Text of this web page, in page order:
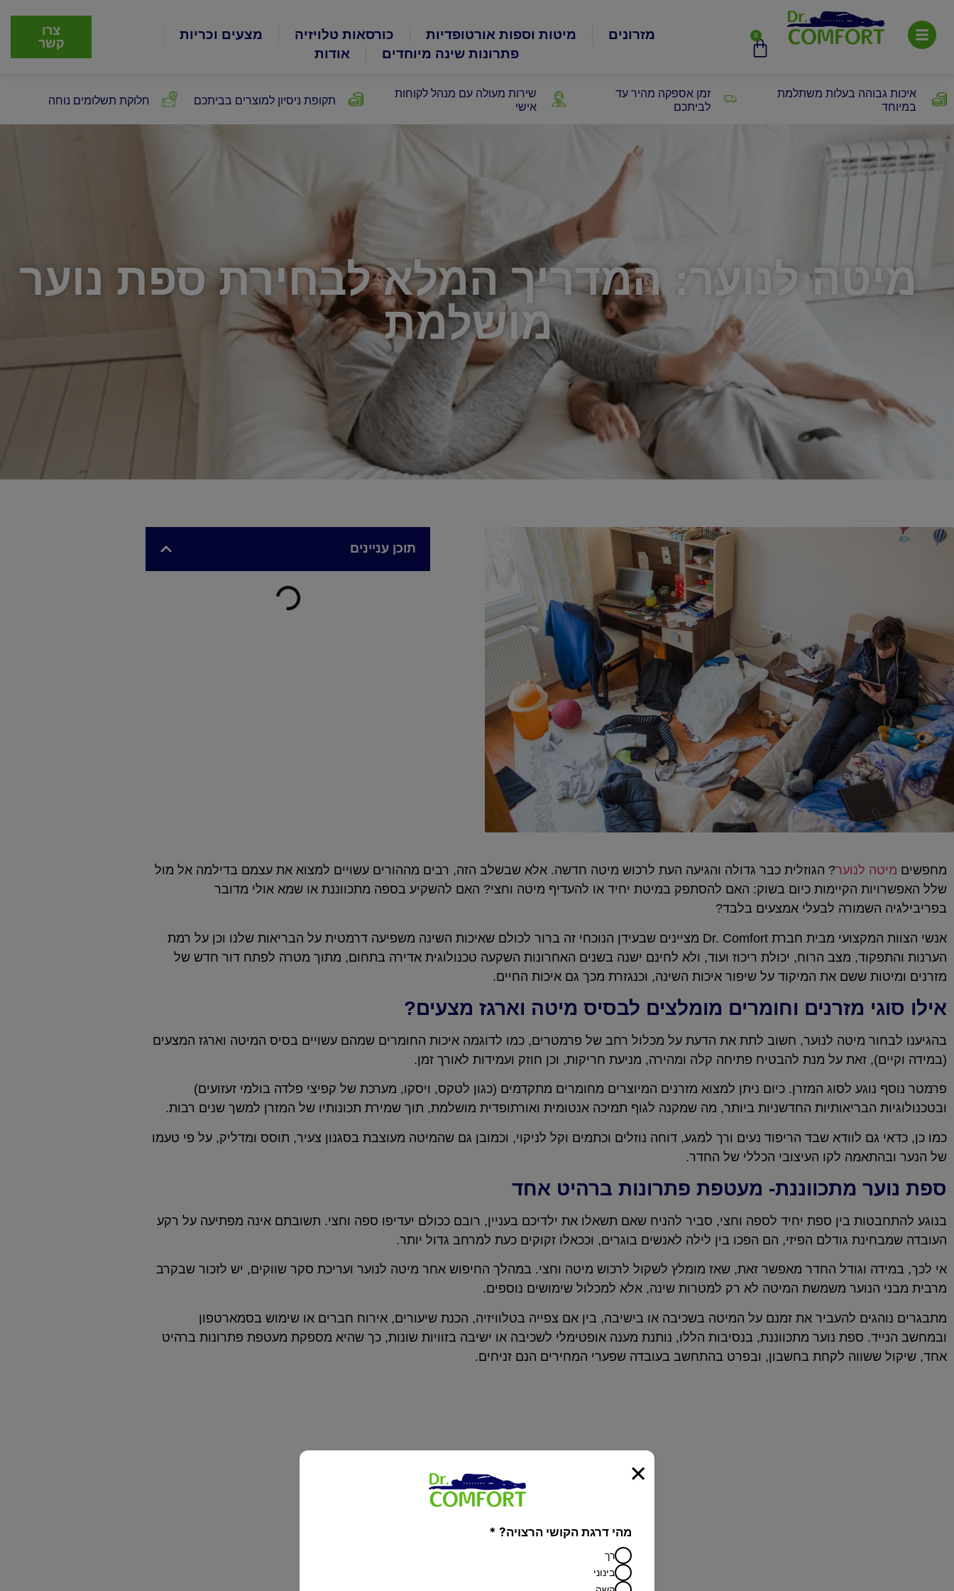
0 מזרונים מיטות וספות אורטופדיות כורסאות טלויזיה
מצעים וכריות
פתרונות שינה מיוחדים
אודות
צרו
קשר
איכות גבוהה בעלות משתלמת
במיוחד
זמן אספקה מהיר עד
לביתכם
שירות מעולה עם מנהל לקוחות
אישי
תקופת ניסיון למוצרים בביתכם חלוקת תשלומים נוחה
מיטה לנוער: המדריך המלא לבחירת ספת נוער
מושלמת
תוכן עניינים
מחפשים מיטה לנוער? הגוזלית כבר גדולה והגיעה העת לרכוש מיטה חדשה. אלא שבשלב הזה, רבים מההורים עשויים למצוא את עצמם בדילמה אל מול
שלל האפשרויות הקיימות כיום בשוק: האם להסתפק במיטת יחיד או להעדיף מיטה וחצי? האם להשקיע בספה מתכווננת או שמא אולי מדובר
בפריבילגיה השמורה לבעלי אמצעים בלבד?
אנשי הצוות המקצועי מבית חברת Dr. Comfort מציינים שבעידן הנוכחי זה ברור לכולם שאיכות השינה משפיעה דרמטית על הבריאות שלנו וכן על רמת
הערנות והתפקוד, מצב הרוח, יכולת ריכוז ועוד, ולא לחינם ישנה בשנים האחרונות השקעה טכנולוגית אדירה בתחום, מתוך מטרה לפתח דור חדש של
מזרנים ומיטות ששם את המיקוד על שיפור איכות השינה, וכנגזרת מכך גם איכות החיים.
אילו סוגי מזרנים וחומרים מומלצים לבסיס מיטה וארגז מצעים?
בהגיענו לבחור מיטה לנוער, חשוב לתת את הדעת על מכלול רחב של פרמטרים, כמו לדוגמה איכות החומרים שמהם עשויים בסיס המיטה וארגז המצעים
(במידה וקיים), זאת על מנת להבטיח פתיחה קלה ומהירה, מניעת חריקות, וכן חוזק ועמידות לאורך זמן.
פרמטר נוסף נוגע לסוג המזרן. כיום ניתן למצוא מזרנים המיוצרים מחומרים מתקדמים (כגון לטקס, ויסקו, מערכת של קפיצי פלדה בולמי זעזועים)
ובטכנולוגיות הבריאותיות החדשניות ביותר, מה שמקנה לגוף תמיכה אנטומית ואורתופדית מושלמת, תוך שמירת תכונותיו של המזרן למשך שנים רבות.
כמו כן, כדאי גם לוודא שבד הריפוד נעים ורך למגע, דוחה נוזלים וכתמים וקל לניקוי, וכמובן גם שהמיטה מעוצבת בסגנון צעיר, תוסס ומדליק, על פי טעמו
של הנער ובהתאמה לקו העיצובי הכללי של החדר.
ספת נוער מתכווננת- מעטפת פתרונות ברהיט אחד
בנוגע להתחבטות בין ספת יחיד לספה וחצי, סביר להניח שאם תשאלו את ילדיכם בעניין, רובם ככולם יעדיפו ספה וחצי. תשובתם אינה מפתיעה על רקע
העובדה שמבחינת גודלם הפיזי, הם הפכו בין לילה לאנשים בוגרים, וככאלו זקוקים כעת למרחב גדול יותר.
אי לכך, במידה וגודל החדר מאפשר זאת, שאז מומלץ לשקול לרכוש מיטה וחצי. במהלך החיפוש אחר מיטה לנוער ועריכת סקר שווקים, יש לזכור שבקרב
מרבית מבני הנוער משמשת המיטה לא רק למטרות שינה, אלא למכלול שימושים נוספים.
מתבגרים נוהגים להעביר את זמנם על המיטה בשכיבה או בישיבה, בין אם צפייה בטלוויזיה, הכנת שיעורים, אירוח חברים או שימוש בסמארטפון
ובמחשב הנייד. ספת נוער מתכווננת, בנסיבות הללו, נותנת מענה אופטימלי לשכיבה או ישיבה בזוויות שונות, כך שהיא מספקת מעטפת פתרונות ברהיט
אחד, שיקול ששווה לקחת בחשבון, ובפרט בהתחשב בעובדה שפערי המחירים הנם זניחים.
מיטות מתכווננות
×
מהי דרגת הקושי הרצויה? *
רך
בינוני